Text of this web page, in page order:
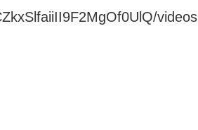
videos